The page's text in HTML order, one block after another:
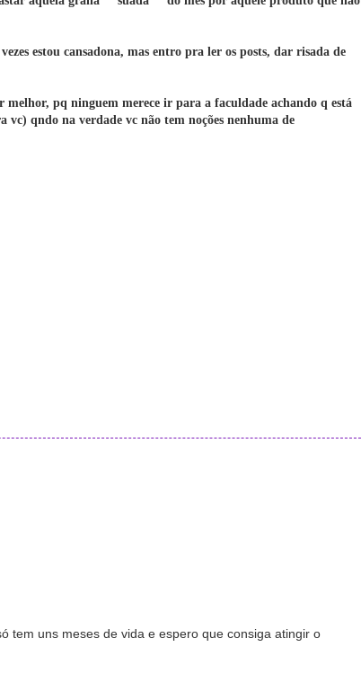
estou cansadona, mas entro pra ler os posts, dar risada de
pq ninguem merece ir para a faculdade achando q está
qndo na verdade vc não tem noções nenhuma de
tem uns meses de vida e espero que consiga atingir o